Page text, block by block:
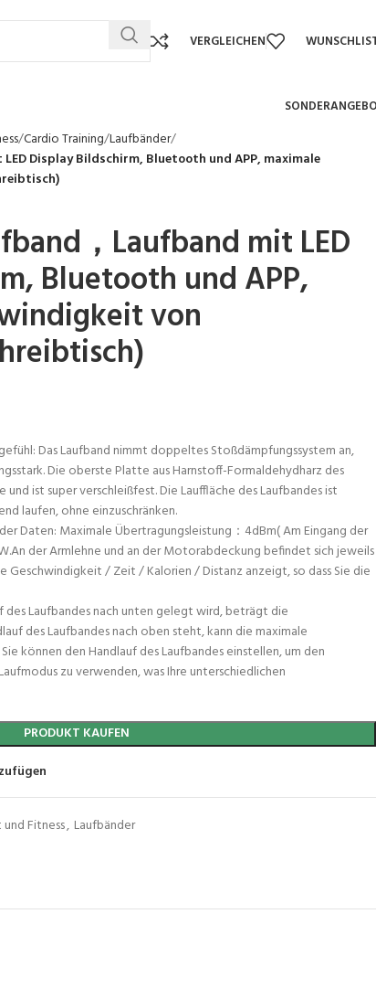
VERGLEICHEN
Cardio Training Laufbänder
Display Bildschirm, Bluetooth und APP, maximale
，Laufband mit LED
Bluetooth und APP,
von
Das Laufband nimmt doppeltes Stoßdämpfungssystem an,
Die oberste Platte aus Harnstoff-Formaldehydharz des
ist super verschleißfest. Die Lauffläche des Laufbandes ist
laufen, ohne einzuschränken.
Daten: Maximale Übertragungsleistung：4dBm( Am Eingang der
der Armlehne und an der Motorabdeckung befindet sich jeweils
Geschwindigkeit / Zeit / Kalorien / Distanz anzeigt, so dass Sie die
des Laufbandes nach unten gelegt wird, beträgt die
des Laufbandes nach oben steht, kann die maximale
können den Handlauf des Laufbandes einstellen, um den
zu verwenden, was Ihre unterschiedlichen
PRODUKT KAUFEN
Fitness, Laufbänder